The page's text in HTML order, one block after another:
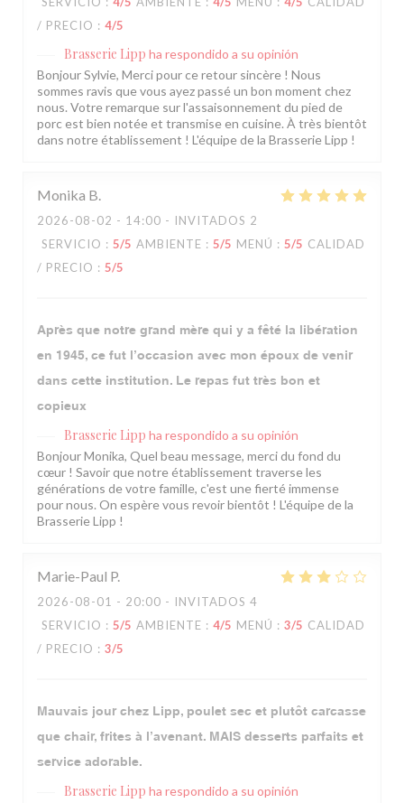
/ PRECIO : 4/5
Brasserie Lipp ha respondido a su opinión
Bonjour Sylvie, Merci pour ce retour sincère ! Nous
sommes ravis que vous ayez passé un bon moment chez
nous. Votre remarque sur l'assaisonnement du pied de
porc est bien notée et transmise en cuisine. À très bientôt
dans notre établissement ! L'équipe de la Brasserie Lipp !
Monika B
2026-08-02 - 14:00 - INVITADOS 2
SERVICIO : 5/5 AMBIENTE : 5/5 MENÚ : 5/5 CALIDAD
/ PRECIO : 5/5
Après que notre grand mère qui y a fêté la libération
en 1945, ce fut l’occasion avec mon époux de venir
dans cette institution. Le repas fut très bon et
copieux
Brasserie Lipp ha respondido a su opinión
Bonjour Monika, Quel beau message, merci du fond du
cœur ! Savoir que notre établissement traverse les
générations de votre famille, c'est une fierté immense
pour nous. On espère vous revoir bientôt ! L'équipe de la
Brasserie Lipp !
Marie-Paul P
2026-08-01 - 20:00 - INVITADOS 4
SERVICIO : 5/5 AMBIENTE : 4/5 MENÚ : 3/5 CALIDAD
/ PRECIO : 3/5
Mauvais jour chez Lipp, poulet sec et plutôt carcasse
que chair, frites à l’avenant. MAIS desserts parfaits et
service adorable.
Brasserie Lipp ha respondido a su opinión